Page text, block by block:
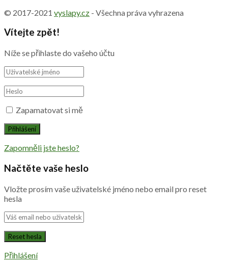
© 2017-2021 vyslapy.cz - Všechna práva vyhrazena
Vítejte zpět!
Níže se přihlaste do vašeho účtu
Zapamatovat si mě
Zapomněli jste heslo?
Načtěte vaše heslo
Vložte prosím vaše uživatelské jméno nebo email pro reset
hesla
Přihlášení